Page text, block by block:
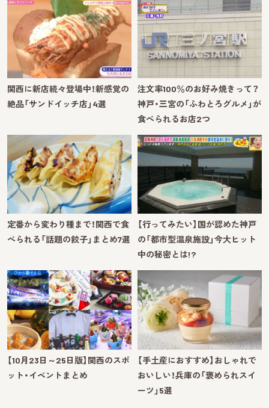
関西に新店続々登場中！新感覚の
絶品「サンドイッチ店」4選
注文率100％のお好み焼きって？
神戸・三宮の「ふわとろグルメ」が
食べられるお店2つ
定番から変わり種まで！関西で食
べられる「話題の餃子」まとめ7選
【行ってみたい】国が認めた神戸
の「都市型温泉施設」今大ヒット
中の秘密とは!?
【10月23日～25日版】関西のスポ
ット・イベントまとめ
【手土産におすすめ】おしゃれで
おいしい！兵庫の「褒められスイ
ーツ」5選